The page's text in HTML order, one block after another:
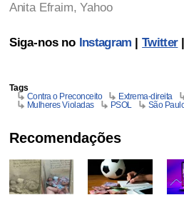
Anita Efraim, Yahoo
Siga-nos no Instagram |Twitter|
Tags
Contra o Preconceito
Extrema-direita
Mulheres Violadas
PSOL São
Recomendações